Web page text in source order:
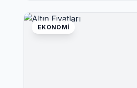
EKONOMI